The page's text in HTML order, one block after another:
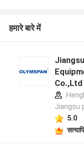
हमारे बारे में
Co.,Ltd
Jiangsu
5.0